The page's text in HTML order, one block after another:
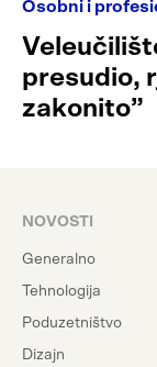
Osobni i
presudio,
zakonito”
NOVOSTI
Generalno
Tehnologija
Poduzetništvo
Dizajn